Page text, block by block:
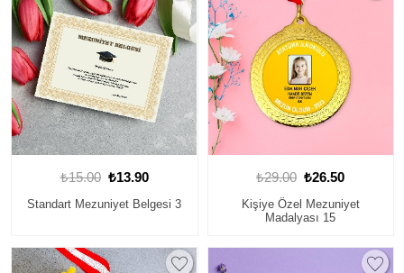
₺15.00 ₺13.90
Standart Mezuniyet Belgesi 3
₺29.00 ₺26.50
Kişiye Özel Mezuniyet
Madalyası 15